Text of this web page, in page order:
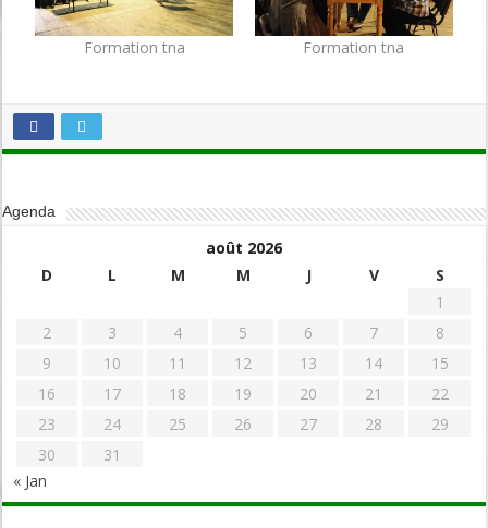
Formation tna Formation tna
Agenda
août 2026
D
L M M J V
S
1
2
3 4 5 6 7
8
9
10 11 12 13 14
15
16
17 18 19 20 21
22
23
24 25 26 27 28
29
30
31
« Jan